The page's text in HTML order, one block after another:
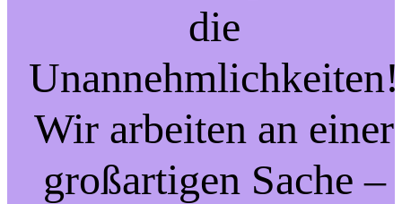
die
Unannehmlichkeiten!
Wir arbeiten an einer
großartigen Sache –